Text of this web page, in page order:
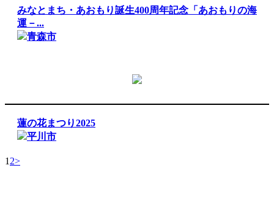
みなとまち・あおもり誕生400周年記念「あおもりの海
運－...
青森市
蓮の花まつり2025
平川市
1 2>